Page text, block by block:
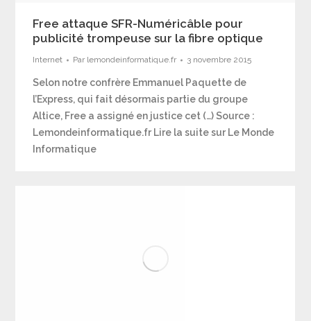
Free attaque SFR-Numéricâble pour
publicité trompeuse sur la fibre optique
Internet Par lemondeinformatique.fr 3 novembre 2015
Selon notre confrère Emmanuel Paquette de
l’Express, qui fait désormais partie du groupe
Altice, Free a assigné en justice cet (…) Source :
Lemondeinformatique.fr Lire la suite sur Le Monde
Informatique